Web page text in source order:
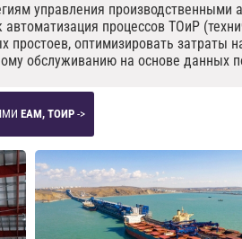
управления
процессов ТОиР
простоев, оптимизировать затраты
обслуживанию на основе
EAM, ТОИР ->